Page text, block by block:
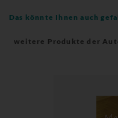
Das könnte Ihnen auch
weitere Produkte der